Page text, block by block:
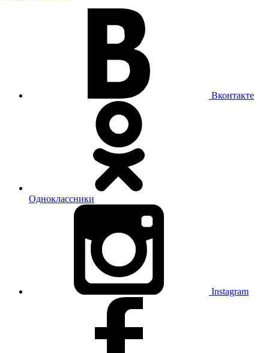
Вконтакте
Одноклассники
Instagram